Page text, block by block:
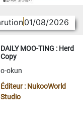
01/08/2026
DAILY MOO-TING : Herd
Copy
o-okun
Éditeur : NukooWorld
Studio